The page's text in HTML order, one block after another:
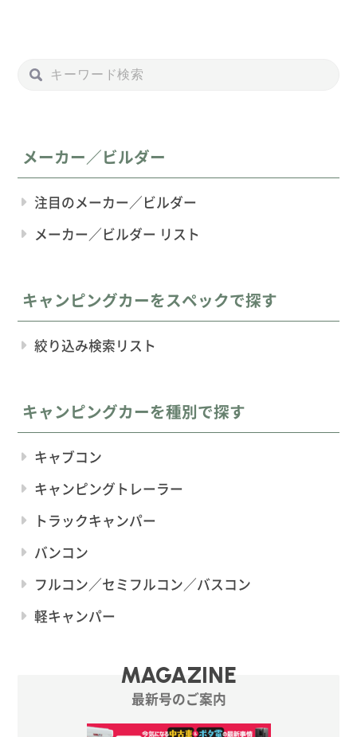
メーカー／ビルダー
注目のメーカー／ビルダー
メーカー／ビルダー リスト
キャンピングカーをスペックで探す
絞り込み検索リスト
キャンピングカーを種別で探す
キャブコン
キャンピングトレーラー
トラックキャンパー
バンコン
フルコン／セミフルコン／バスコン
軽キャンパー
MAGAZINE
最新号のご案内